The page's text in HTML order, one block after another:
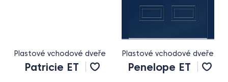
Plastové vchodové dveře
Patricie ET
Plastové vchodové dveře
Penelope ET